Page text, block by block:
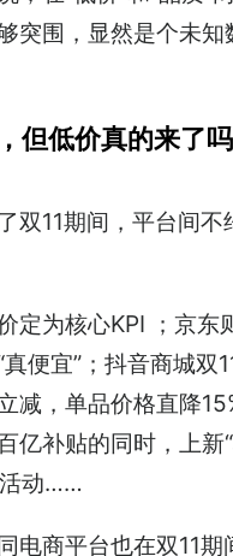
突围，显然是个未知
但低价真的来了
双11期间，平台间不
定为核心KPI ；京东
便宜”；抖音商城双
减，单品价格直降
亿补贴的同时，上新
活动……
电商平台也在双11期